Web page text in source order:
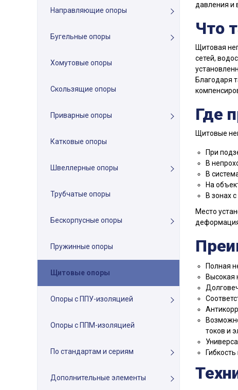
Направляющие опоры
Бугельные опоры
Хомутовые опоры
Скользящие опоры
Приварные опоры
Катковые опоры
Швеллерные опоры
Трубчатые опоры
Бескорпусные опоры
Пружинные опоры
Щитовые опоры
Опоры с ППУ-изоляцией
Опоры с ППМ-изоляцией
По стандартам и сериям
Дополнительные элементы
давления и
Что
Щитовая
сетей,
Благодаря
Где
Щитовые
При
В
В
На
В зонах
Место
Полная
Высокая
токов и